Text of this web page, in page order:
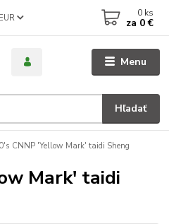
Menu
EUR
Hľadať
0 ks
za 0 €
CNNP 'Yellow Mark' taidi Sheng
Mark' taidi